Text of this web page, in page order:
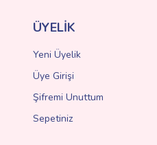
ÜYELİK
Yeni Üyelik
Üye Girişi
Şifremi Unuttum
Sepetiniz